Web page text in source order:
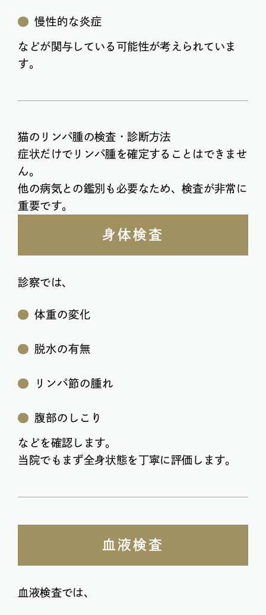
慢性的な炎症
などが関与している可能性が考えられていま
す。
猫のリンパ腫の検査・診断方法
症状だけでリンパ腫を確定することはできませ
ん。
他の病気との鑑別も必要なため、検査が非常に
重要です。
身体検査
診察では、
体重の変化
脱水の有無
リンパ節の腫れ
腹部のしこり
などを確認します。
当院でもまず全身状態を丁寧に評価します。
血液検査
血液検査では、